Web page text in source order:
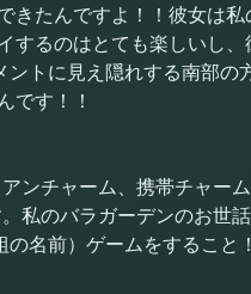
たんですよ！！彼女は
るのはとても楽しいし、
トに見え隠れする南部の
です！！
ンチャーム、携帯チャー
私のバラガーデンのお世
名前）ゲームをすること